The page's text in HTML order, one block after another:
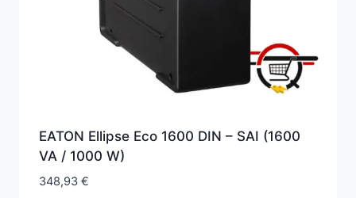
EATON Ellipse Eco 1600 DIN – SAI (1600
VA / 1000 W)
348,93 €